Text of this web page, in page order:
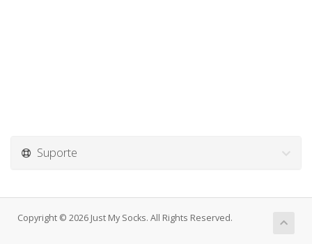
Suporte
Copyright © 2026 Just My Socks. All Rights Reserved.